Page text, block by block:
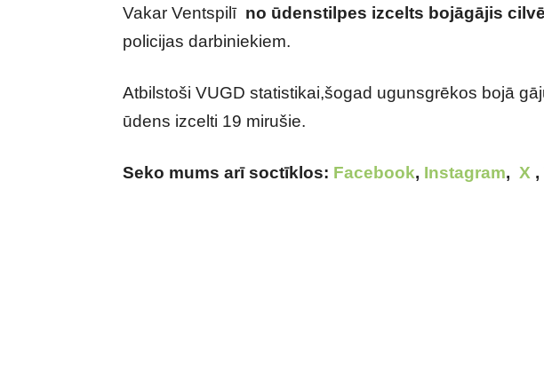
Vakar Ventspilī no ūdenstilpes izcelts bojāgājis
policijas darbiniekiem.
Atbilstoši VUGD statistikai,šogad ugunsgrēkos bojā
ūdens izcelti 19 mirušie.
Seko mums arī soctīklos: Facebook, Instagram, X ,